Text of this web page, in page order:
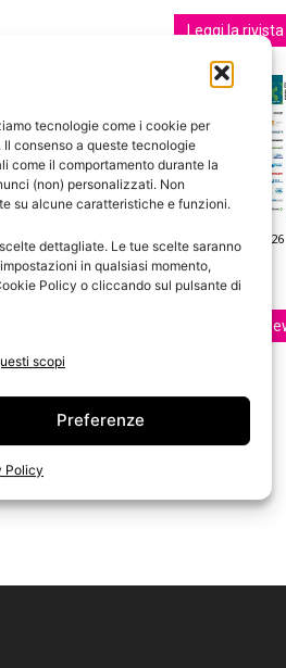
tecnologie come i cookie per
consenso a queste tecnologie
come il comportamento durante la
(non) personalizzati. Non
su alcune caratteristiche e funzioni.
dettagliate. Le tue scelte saranno
in qualsiasi momento,
Policy o cliccando sul pulsante di
scopi
Preferenze
Policy
Leggi la rivista
n.3 - Giugno 2026
Edicola Web
Iscriviti alla